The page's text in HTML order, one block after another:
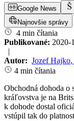
Google News
Najnovšie správy
4 min čítania
Publikované: 2020-
|
Autor: Jozef Hajko,
4 min čítania
Obchodná dohoda o
kráľovstva je na
k dohode dostal
vstúpil tak do